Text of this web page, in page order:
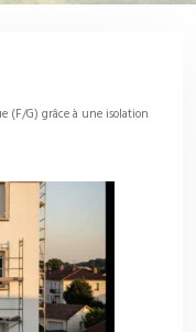
(F/G) grâce à une isolation